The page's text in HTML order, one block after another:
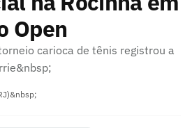
Open
carioca de tênis registrou a